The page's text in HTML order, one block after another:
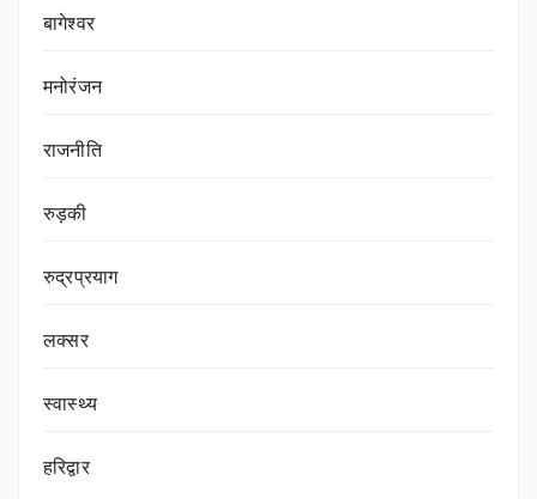
बागेश्वर
मनोरंजन
राजनीति
रुड़की
रुद्रप्रयाग
लक्सर
स्वास्थ्य
हरिद्वार